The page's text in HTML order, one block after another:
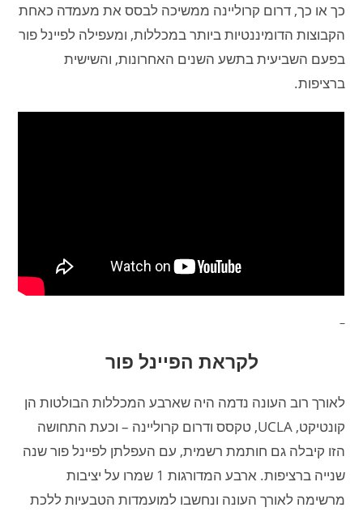
כך או כך, דרום קרוליינה ממשיכה לבסס את מעמדה כאחת
הקבוצות הדומיננטיות ביותר במכללות, ומעפילה לפיינל פור
בפעם השביעית בתשע השנים האחרונות, והשישית
ברציפות.
–
לקראת הפיינל פור
לאורך רוב העונה נדמה היה שארבע המכללות הבולטות הן
קונטיקט, UCLA, טקסס ודרום קרוליינה – וכעת התחושה
הזו קיבלה גם חותמת רשמית, עם העפלתן לפיינל פור שנה
שנייה ברציפות. ארבע המדורגות 1 שמרו על יציבות
מרשימה לאורך העונה ונחשבו למועמדות הטבעיות ללכת